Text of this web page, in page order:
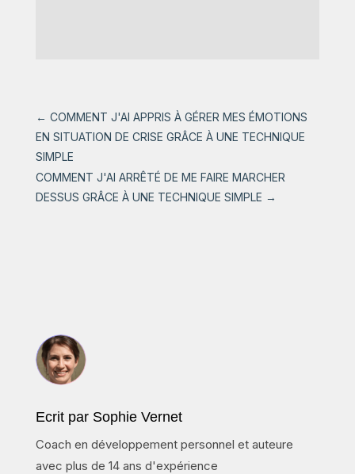
← COMMENT J'AI APPRIS À GÉRER MES ÉMOTIONS
EN SITUATION DE CRISE GRÂCE À UNE TECHNIQUE
SIMPLE
COMMENT J'AI ARRÊTÉ DE ME FAIRE MARCHER
DESSUS GRÂCE À UNE TECHNIQUE SIMPLE →
Ecrit par Sophie Vernet
Coach en développement personnel et auteure
avec plus de 14 ans d'expérience